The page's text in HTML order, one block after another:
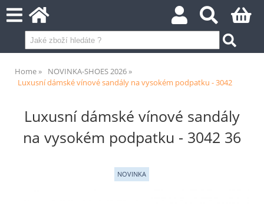
Home
NOVINKA-SHOES 2026
Luxusní dámské vínové sandály na vysokém podpatku - 3042
Luxusní dámské vínové sandály
na vysokém podpatku - 3042 36